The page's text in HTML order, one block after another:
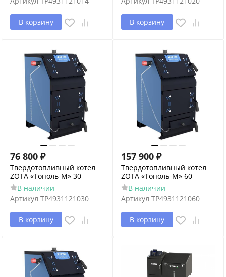
В корзину В корзину
76 800 ₽
Твердотопливный котел
ZOTA «Тополь-М» 30
В наличии
Артикул TP4931121030
В корзину
157 900 ₽
Твердотопливный котел
ZOTA «Тополь-М» 60
В наличии
Артикул TP4931121060
В корзину